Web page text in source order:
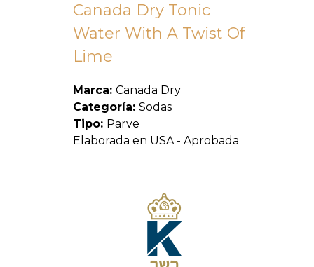
Canada Dry Tonic
Water With A Twist Of
Lime
Marca: Canada Dry
Categoría: Sodas
Tipo: Parve
Elaborada en USA - Aprobada